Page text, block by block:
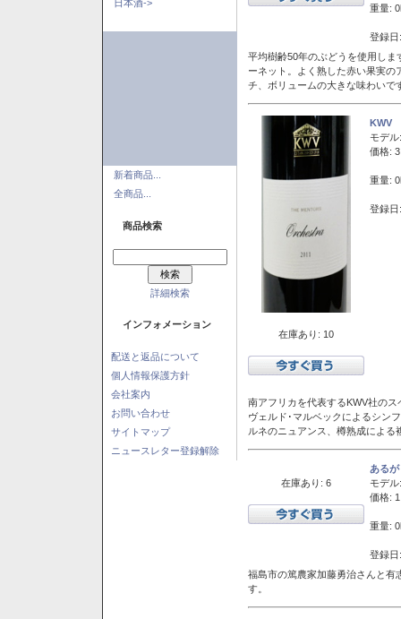
日本酒->
新着商品...
全商品...
商品検索
詳細検索
インフォメーション
配送と返品について
個人情報保護方針
会社案内
お問い合わせ
サイトマップ
ニュースレター登録解除
重量:
登録
平均樹齢50年のぶどうを使用し
ーネット。よく熟した赤い果実
チ、ボリュームの大きな味わいで
在庫あり: 10
KWV
モデル:
価格:
重量:
登録
南アフリカを代表するKWV社の
ヴェルド･マルベックによるシン
ルネのニュアンス、樽熟成によ
在庫あり: 6
ある
モデル:
価格:
重量:
登録
福島市の篤農家加藤勇治さんと有
す。